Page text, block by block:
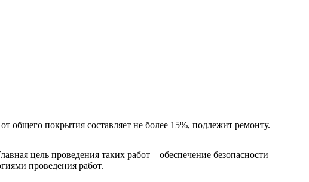
покрытия составляет не более 15%, подлежит ремонту.
цель проведения таких работ – обеспечение безопасности
проведения работ.